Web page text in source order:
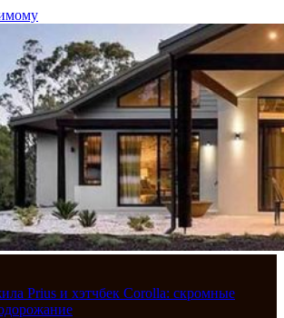
Prius и хэтчбек Corolla: скромные